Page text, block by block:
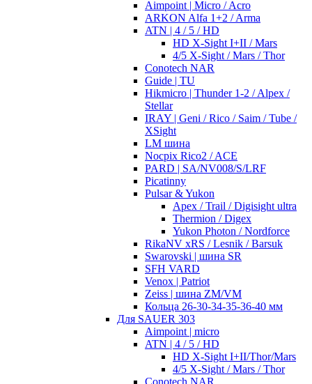
Aimpoint | Micro / Acro
ARKON Alfa 1+2 / Arma
ATN | 4 / 5 / HD
HD X-Sight I+II / Mars
4/5 X-Sight / Mars / Thor
Conotech NAR
Guide | TU
Hikmicro | Thunder 1-2 / Alpex /
Stellar
IRAY | Geni / Rico / Saim / Tube /
XSight
LM шина
Nocpix Rico2 / ACE
PARD | SA/NV008/S/LRF
Picatinny
Pulsar & Yukon
Apex / Trail / Digisight ultra
Thermion / Digex
Yukon Photon / Nordforce
RikaNV xRS / Lesnik / Barsuk
Swarovski | шина SR
SFH VARD
Venox | Patriot
Zeiss | шина ZM/VM
Кольца 26-30-34-35-36-40 мм
Для SAUER 303
Aimpoint | micro
ATN | 4 / 5 / HD
HD X-Sight I+II/Thor/Mars
4/5 X-Sight / Mars / Thor
Conotech NAR